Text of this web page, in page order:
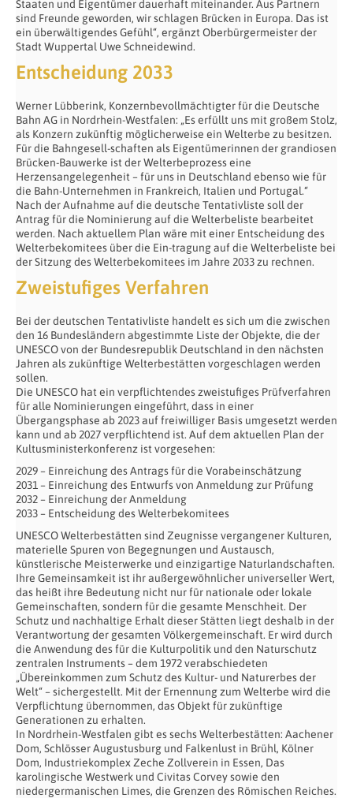
Staaten und Eigentümer dauerhaft miteinander. Aus Partnern
sind Freunde geworden, wir schlagen Brücken in Europa. Das ist
ein überwältigendes Gefühl“, ergänzt Oberbürgermeister der
Stadt Wuppertal Uwe Schneidewind.
Entscheidung 2033
Werner Lübberink, Konzernbevollmächtigter für die Deutsche
Bahn AG in Nordrhein-Westfalen: „Es erfüllt uns mit großem Stolz,
als Konzern zukünftig möglicherweise ein Welterbe zu besitzen.
Für die Bahngesell-schaften als Eigentümerinnen der grandiosen
Brücken-Bauwerke ist der Welterbeprozess eine
Herzensangelegenheit – für uns in Deutschland ebenso wie für
die Bahn-Unternehmen in Frankreich, Italien und Portugal.“
Nach der Aufnahme auf die deutsche Tentativliste soll der
Antrag für die Nominierung auf die Welterbeliste bearbeitet
werden. Nach aktuellem Plan wäre mit einer Entscheidung des
Welterbekomitees über die Ein-tragung auf die Welterbeliste bei
der Sitzung des Welterbekomitees im Jahre 2033 zu rechnen.
Zweistufiges Verfahren
Bei der deutschen Tentativliste handelt es sich um die zwischen
den 16 Bundesländern abgestimmte Liste der Objekte, die der
UNESCO von der Bundesrepublik Deutschland in den nächsten
Jahren als zukünftige Welterbestätten vorgeschlagen werden
sollen.
Die UNESCO hat ein verpflichtendes zweistufiges Prüfverfahren
für alle Nominierungen eingeführt, dass in einer
Übergangsphase ab 2023 auf freiwilliger Basis umgesetzt werden
kann und ab 2027 verpflichtend ist. Auf dem aktuellen Plan der
Kultusministerkonferenz ist vorgesehen:
2029 – Einreichung des Antrags für die Vorabeinschätzung
2031 – Einreichung des Entwurfs von Anmeldung zur Prüfung
2032 – Einreichung der Anmeldung
2033 – Entscheidung des Welterbekomitees
UNESCO Welterbestätten sind Zeugnisse vergangener Kulturen,
materielle Spuren von Begegnungen und Austausch,
künstlerische Meisterwerke und einzigartige Naturlandschaften.
Ihre Gemeinsamkeit ist ihr außergewöhnlicher universeller Wert,
das heißt ihre Bedeutung nicht nur für nationale oder lokale
Gemeinschaften, sondern für die gesamte Menschheit. Der
Schutz und nachhaltige Erhalt dieser Stätten liegt deshalb in der
Verantwortung der gesamten Völkergemeinschaft. Er wird durch
die Anwendung des für die Kulturpolitik und den Naturschutz
zentralen Instruments – dem 1972 verabschiedeten
„Übereinkommen zum Schutz des Kultur- und Naturerbes der
Welt“ – sichergestellt. Mit der Ernennung zum Welterbe wird die
Verpflichtung übernommen, das Objekt für zukünftige
Generationen zu erhalten.
In Nordrhein-Westfalen gibt es sechs Welterbestätten: Aachener
Dom, Schlösser Augustusburg und Falkenlust in Brühl, Kölner
Dom, Industriekomplex Zeche Zollverein in Essen, Das
karolingische Westwerk und Civitas Corvey sowie den
niedergermanischen Limes, die Grenzen des Römischen Reiches.